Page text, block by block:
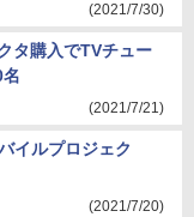
(2021/7/30)
タ購入でTVチュー
(2021/7/21)
イルプロジェク
(2021/7/20)